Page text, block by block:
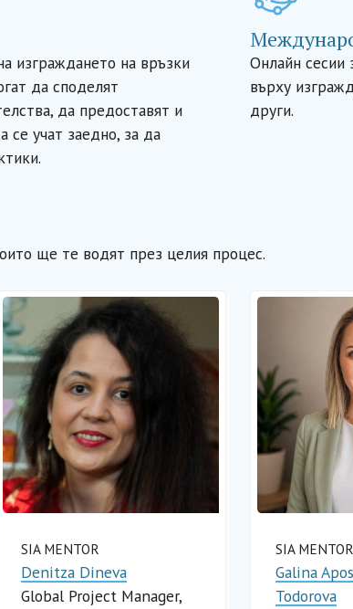
изграждането на връзки
да споделят
да предоставят и
се учат заедно, за да
Онлайн сесии
върху
други.
ще те водят през целия процес.
SIA MENTOR
Denitza Dineva
Global Project Manager
SIA MENTOR
Galina
Todorova